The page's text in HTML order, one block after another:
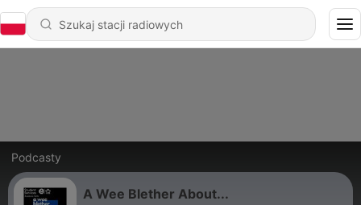
Podcasty
A Wee Blether About...